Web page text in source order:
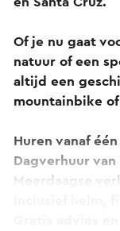
Of je nu gaat
natuur of een
altijd een
mountainbike
Huren vanaf
Dagverhuur van
Meerdaagse
Gratis advies